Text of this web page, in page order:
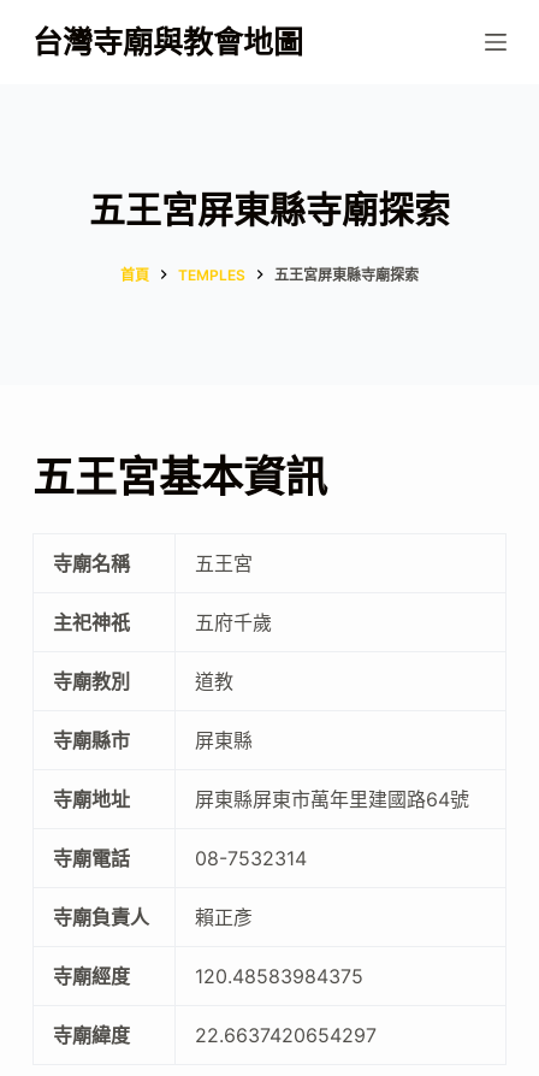
跳
至
台灣寺廟與教會地圖
五王宮屏東縣寺廟探索
首頁 TEMPLES 五王宮屏東縣寺廟探索
五王宮基本資訊
寺廟名稱 五王宮
主祀神祇 五府千歲
寺廟教別 道教
寺廟縣市 屏東縣
寺廟地址 屏東縣屏東市萬年里建國路64號
寺廟電話 08-7532314
寺廟負責人 賴正彥
寺廟經度 120.48583984375
寺廟緯度 22.6637420654297